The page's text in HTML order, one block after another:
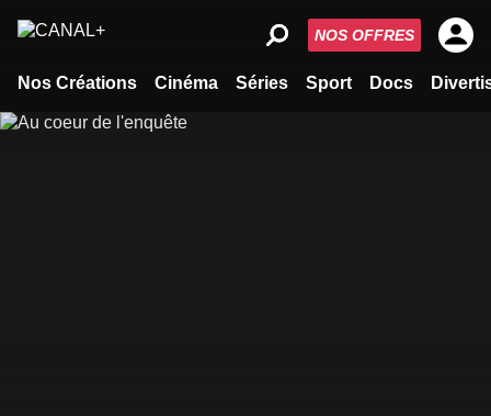
Nos Créations Cinéma Séries Sport Docs
NOS OFFRES